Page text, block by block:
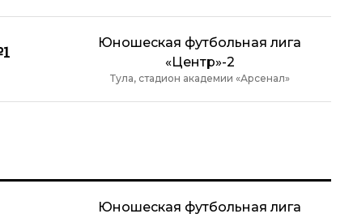
Юношеская футбольная лига
«Центр»-2
Тула, стадион академии «Арсенал»
Юношеская футбольная лига